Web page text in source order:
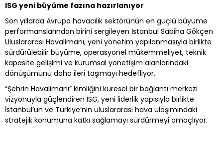
ISG yeni büyüme fazına hazırlanıyor
Son yıllarda Avrupa havacılık sektörünün en güçlü büyüme
performanslarından birini sergileyen İstanbul Sabiha Gökçen
Uluslararası Havalimanı, yeni yönetim yapılanmasıyla birlikte
sürdürülebilir büyüme, operasyonel mükemmeliyet, teknik
kapasite gelişimi ve kurumsal yönetişim alanlarındaki
dönüşümünü daha ileri taşımayı hedefliyor.
“Şehrin Havalimanı” kimliğini küresel bir bağlantı merkezi
vizyonuyla güçlendiren ISG, yeni liderlik yapısıyla birlikte
İstanbul’un ve Türkiye’nin uluslararası hava ulaşımındaki
stratejik konumuna katkı sağlamayı sürdürmeyi amaçlıyor.